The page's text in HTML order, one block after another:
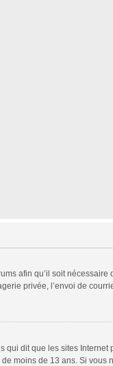
afin qu’il soit
privée, l’envoi de
qui dit que les sites
moins de 13 ans. Si